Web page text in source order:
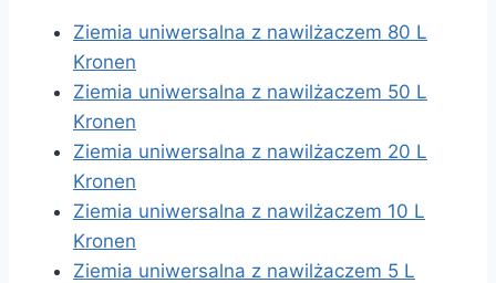
Ziemia uniwersalna z nawilżaczem 80 L
Kronen
Ziemia uniwersalna z nawilżaczem 50 L
Kronen
Ziemia uniwersalna z nawilżaczem 20 L
Kronen
Ziemia uniwersalna z nawilżaczem 10 L
Kronen
Ziemia uniwersalna z nawilżaczem 5 L